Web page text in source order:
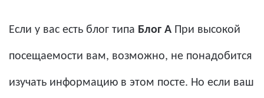
Если у вас есть блог типа Блог А При высокой
посещаемости вам, возможно, не понадобится
изучать информацию в этом посте. Но если ваш